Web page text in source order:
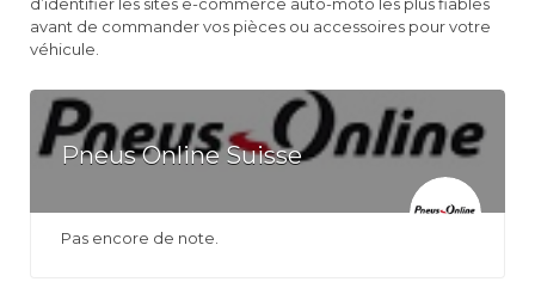
avant de commander vos pièces ou accessoires pour votre
véhicule.
Pneus Online Suisse
Pas encore de note.